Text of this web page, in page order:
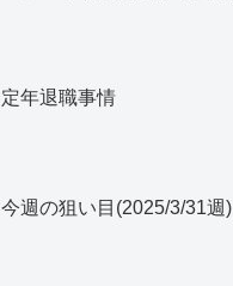
定年退職事情
今週の狙い目(2025/3/31週)